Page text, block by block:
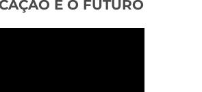
E O FUTURO